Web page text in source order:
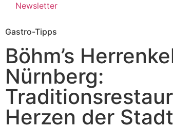
Newsletter
Gastro-Tipps
Böhm’s
Nürnberg:
Herzen der Stadt